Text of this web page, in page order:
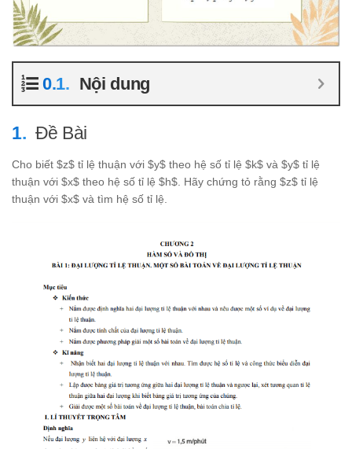
Nội dung
Đề Bài
Cho biết $z$ tỉ lệ thuận với $y$ theo hệ số tỉ lệ $k$ và $y$ tỉ lệ
thuận với $x$ theo hệ số tỉ lệ $h$. Hãy chứng tỏ rằng $z$ tỉ lệ
thuận với $x$ và tìm hệ số tỉ lệ.